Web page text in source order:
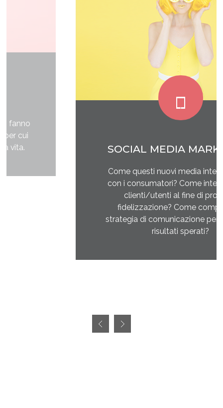
SOCIAL MEDIA MARKETING
Come questi nuovi media interagiscono
con i consumatori? Come interagire con
clienti/utenti al fine di produrre
fidelizzazione? Come comporre la
strategia di comunicazione per ottenere i